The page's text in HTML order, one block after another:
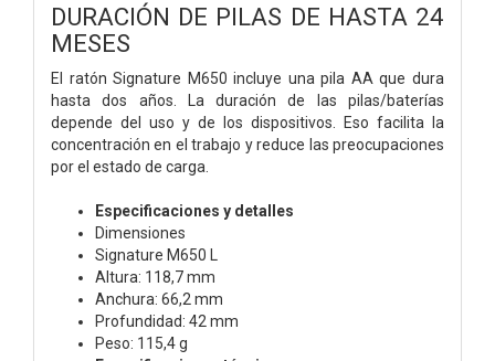
DURACIÓN DE PILAS DE HASTA 24
MESES
El ratón Signature M650 incluye una pila AA que dura
hasta dos años. La duración de las pilas/baterías
depende del uso y de los dispositivos. Eso facilita la
concentración en el trabajo y reduce las preocupaciones
por el estado de carga.
Especificaciones y detalles
Dimensiones
Signature M650 L
Altura: 118,7 mm
Anchura: 66,2 mm
Profundidad: 42 mm
Peso: 115,4 g